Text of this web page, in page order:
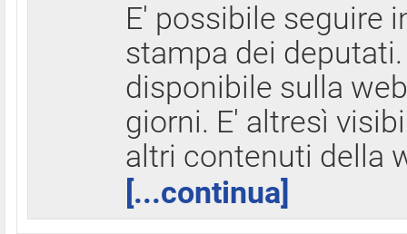
E' possibile seguire
stampa dei
disponibile sulla
giorni. E' altresì
altri contenuti della
[...continua]